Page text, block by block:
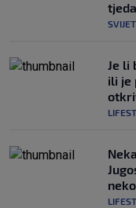
SVIJET
Je li
ili je